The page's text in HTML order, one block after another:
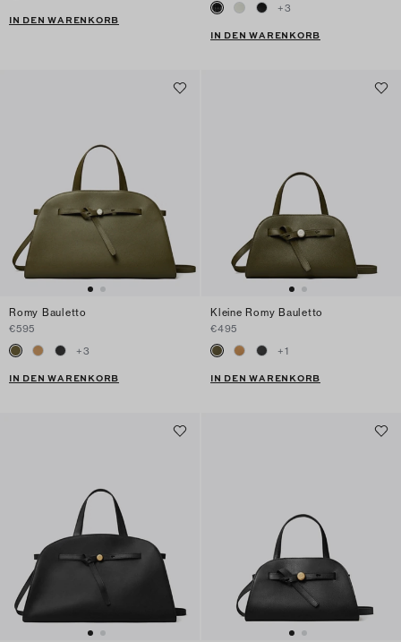
IN DEN WARENKORB
+3
IN DEN WARENKORB
Romy Bauletto
€595
+3
IN DEN WARENKORB
Kleine Romy Bauletto
€495
+1
IN DEN WARENKORB